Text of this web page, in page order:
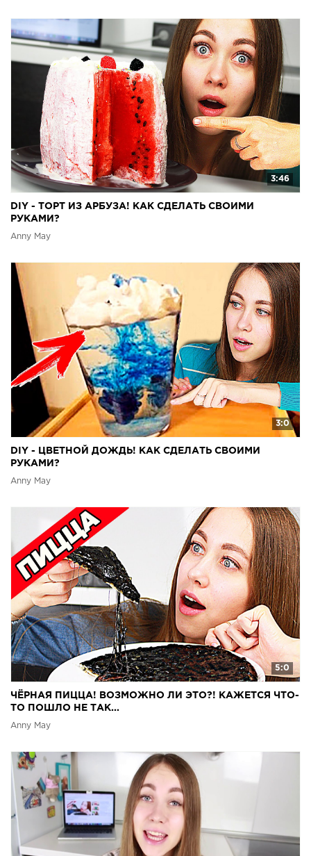
3:46
DIY - ТОРТ ИЗ АРБУЗА! КАК СДЕЛАТЬ СВОИМИ
РУКАМИ?
Anny May
3:0
DIY - ЦВЕТНОЙ ДОЖДЬ! КАК СДЕЛАТЬ СВОИМИ
РУКАМИ?
Anny May
5:0
ЧЁРНАЯ ПИЦЦА! ВОЗМОЖНО ЛИ ЭТО?! КАЖЕТСЯ ЧТО-
ТО ПОШЛО НЕ ТАК...
Anny May